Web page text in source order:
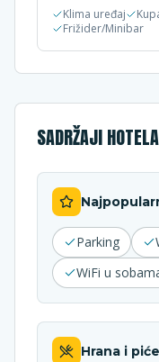
Klima uređaj
Frižider/Minibar
SADRŽAJI HOTELA
Parking
WiFi u
Hrana i piće